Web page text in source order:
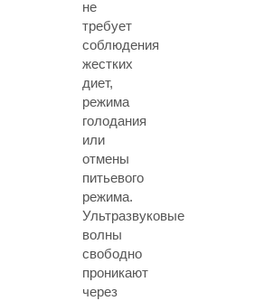
не
требует
соблюдения
жестких
диет,
режима
голодания
или
отмены
питьевого
режима.
Ультразвуковые
волны
свободно
проникают
через